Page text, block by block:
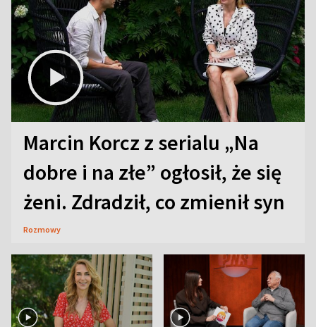
Marcin Korcz z serialu „Na
dobre i na złe” ogłosił, że się
żeni. Zdradził, co zmienił syn
Rozmowy